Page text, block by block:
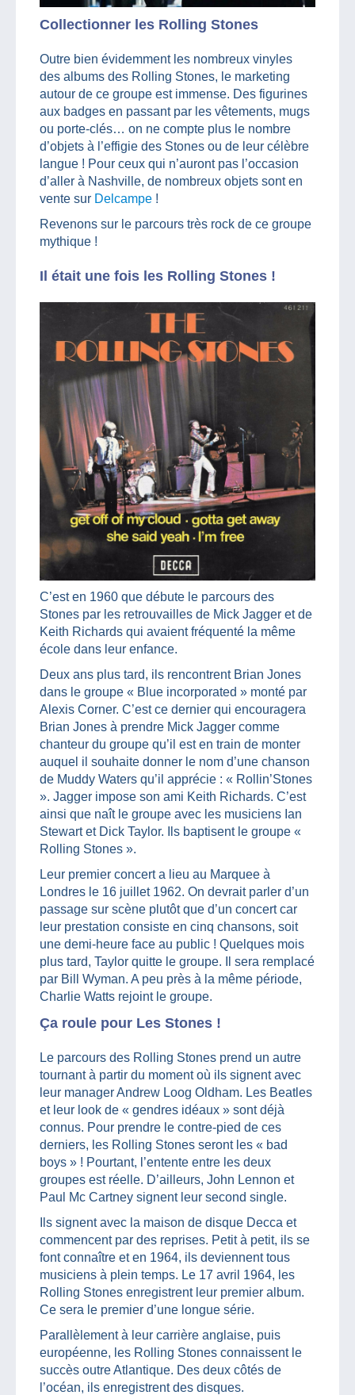
Collectionner les Rolling Stones
Outre bien évidemment les nombreux vinyles
des albums des Rolling Stones, le marketing
autour de ce groupe est immense. Des figurines
aux badges en passant par les vêtements, mugs
ou porte-clés… on ne compte plus le nombre
d’objets à l’effigie des Stones ou de leur célèbre
langue ! Pour ceux qui n’auront pas l’occasion
d’aller à Nashville, de nombreux objets sont en
vente sur Delcampe !
Revenons sur le parcours très rock de ce groupe
mythique !
Il était une fois les Rolling Stones !
C’est en 1960 que débute le parcours des
Stones par les retrouvailles de Mick Jagger et de
Keith Richards qui avaient fréquenté la même
école dans leur enfance.
Deux ans plus tard, ils rencontrent Brian Jones
dans le groupe « Blue incorporated » monté par
Alexis Corner. C’est ce dernier qui encouragera
Brian Jones à prendre Mick Jagger comme
chanteur du groupe qu’il est en train de monter
auquel il souhaite donner le nom d’une chanson
de Muddy Waters qu’il apprécie : « Rollin’Stones
». Jagger impose son ami Keith Richards. C’est
ainsi que naît le groupe avec les musiciens Ian
Stewart et Dick Taylor. Ils baptisent le groupe «
Rolling Stones ».
Leur premier concert a lieu au Marquee à
Londres le 16 juillet 1962. On devrait parler d’un
passage sur scène plutôt que d’un concert car
leur prestation consiste en cinq chansons, soit
une demi-heure face au public ! Quelques mois
plus tard, Taylor quitte le groupe. Il sera remplacé
par Bill Wyman. A peu près à la même période,
Charlie Watts rejoint le groupe.
Ça roule pour Les Stones !
Le parcours des Rolling Stones prend un autre
tournant à partir du moment où ils signent avec
leur manager Andrew Loog Oldham. Les Beatles
et leur look de « gendres idéaux » sont déjà
connus. Pour prendre le contre-pied de ces
derniers, les Rolling Stones seront les « bad
boys » ! Pourtant, l’entente entre les deux
groupes est réelle. D’ailleurs, John Lennon et
Paul Mc Cartney signent leur second single.
Ils signent avec la maison de disque Decca et
commencent par des reprises. Petit à petit, ils se
font connaître et en 1964, ils deviennent tous
musiciens à plein temps. Le 17 avril 1964, les
Rolling Stones enregistrent leur premier album.
Ce sera le premier d’une longue série.
Parallèlement à leur carrière anglaise, puis
européenne, les Rolling Stones connaissent le
succès outre Atlantique. Des deux côtés de
l’océan, ils enregistrent des disques.